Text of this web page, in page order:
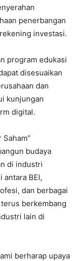
penerbangan
investasi.
program edukasi
disesuaikan
dan
kunjungan
digital.
budaya
di industri
antara BEI,
dan berbagai
berkembang
lain di
berharap upaya